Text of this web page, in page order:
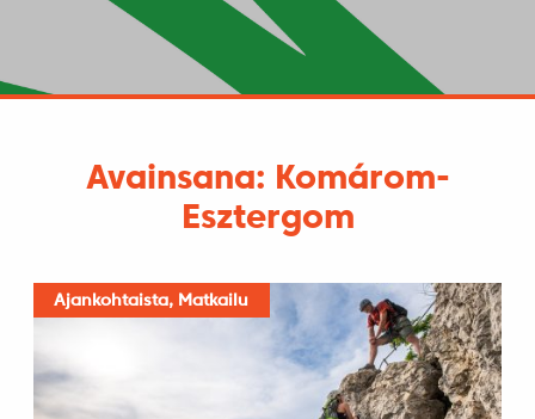
Avainsana: Komárom-
Esztergom
Ajankohtaista, Matkailu